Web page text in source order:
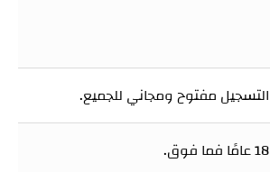
التسجيل مفتوح ومجاني للجميع.
18 عامًا فما فوق.